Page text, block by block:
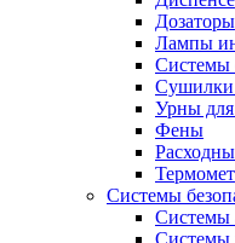
Дозаторы
Лампы
Системы
Сушилки
Урны для
Фены
Системы
Системы
Системы